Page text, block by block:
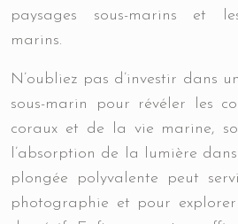
paysages sous-marins et
marins.
N’oubliez pas d’investir dans
sous-marin pour révéler les
coraux et de la vie marine,
l’absorption de la lumière
plongée polyvalente peut
photographie et pour explorer